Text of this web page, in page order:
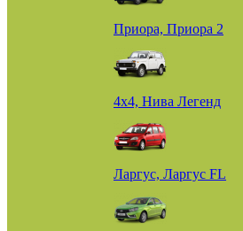
Приора, Приора 2
4х4, Нива Легенд
Ларгус, Ларгус FL